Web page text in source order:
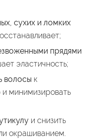
сухих и ломких
прядями
эластичность;
волосы к
минимизировать
и снизить
окрашиванием.